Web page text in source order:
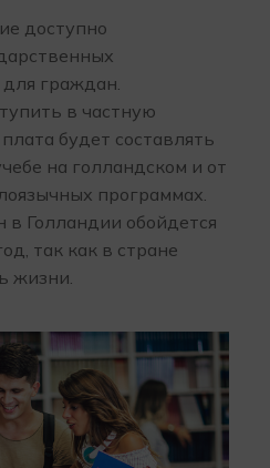
доступно
граждан.
в частную
будет составлять
на голландском и от
программах.
в Голландии обойдется
так как в стране
жизни.